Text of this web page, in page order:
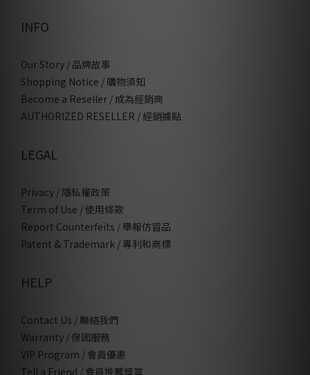
INFO
Our Story / 品牌故事
Shopping Notice / 購物須知
Become a Reseller / 成為經銷商
AUTHORIZED RESELLER / 經銷據點
LEGAL
Privacy / 隱私權政策
Term of Use / 使用條款
Report Counterfeits / 舉報仿冒品
Patent & Trademark / 專利和商標
HELP
Contact Us / 聯絡我們
Warranty / 保固服務
VIP Program / 會員優惠
Tell a Friend / 會員推薦獎賞